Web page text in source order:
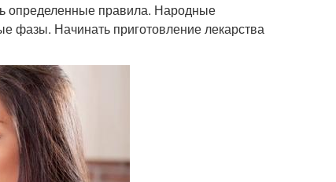
определенные правила. Народные
фазы. Начинать приготовление лекарства